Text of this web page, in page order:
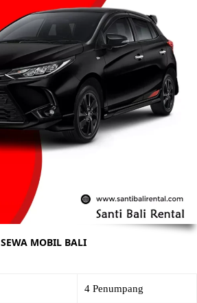
SEWA MOBIL BALI
4 Penumpang